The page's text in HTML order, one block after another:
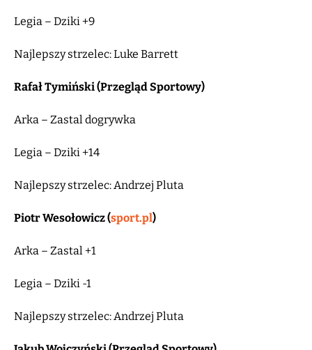
Legia – Dziki +9
Najlepszy strzelec: Luke Barrett
Rafał Tymiński (Przegląd Sportowy)
Arka – Zastal dogrywka
Legia – Dziki +14
Najlepszy strzelec: Andrzej Pluta
Piotr Wesołowicz (sport.pl)
Arka – Zastal +1
Legia – Dziki -1
Najlepszy strzelec: Andrzej Pluta